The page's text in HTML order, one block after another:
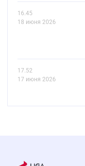
16.45
18 июня 2026
17.52
17 июня 2026